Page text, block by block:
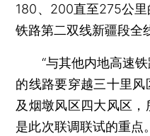
180、200直至275公
铁路第二双线新疆段全
“与其他内地高速铁
的线路要穿越三十里
及烟墩风区四大风区
是此次联调联试的重点